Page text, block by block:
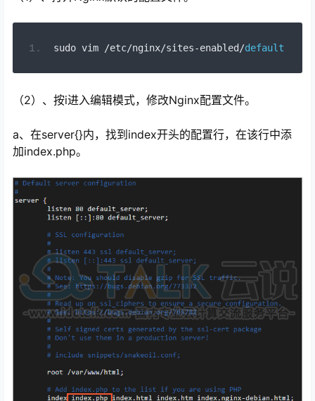
sudo vim /etc/nginx/sites-enabled/default
（2）、按i进入编辑模式，修改Nginx配置文件。
a、在server{}内，找到index开头的配置行，在该行中添
加index.php。